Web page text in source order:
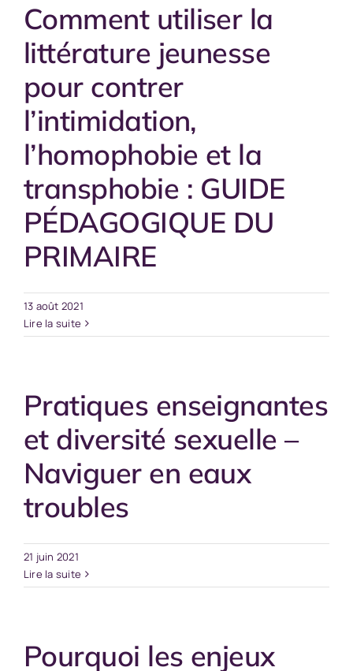
Comment utiliser la
littérature jeunesse
pour contrer
l’intimidation,
l’homophobie et la
transphobie : GUIDE
PÉDAGOGIQUE DU
PRIMAIRE
13 août 2021
Lire la suite
Pratiques enseignantes
et diversité sexuelle –
Naviguer en eaux
troubles
21 juin 2021
Lire la suite
Pourquoi les enjeux